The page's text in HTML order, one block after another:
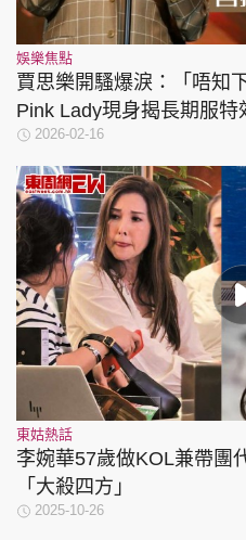
娛樂焦點
賈思樂開騷爆淚：「唔知
Pink Lady現身揭長期服特
2026-02-16
東姑熱話
李婉華57歲做KOL兼帶團
「大殺四方」
2025-10-26